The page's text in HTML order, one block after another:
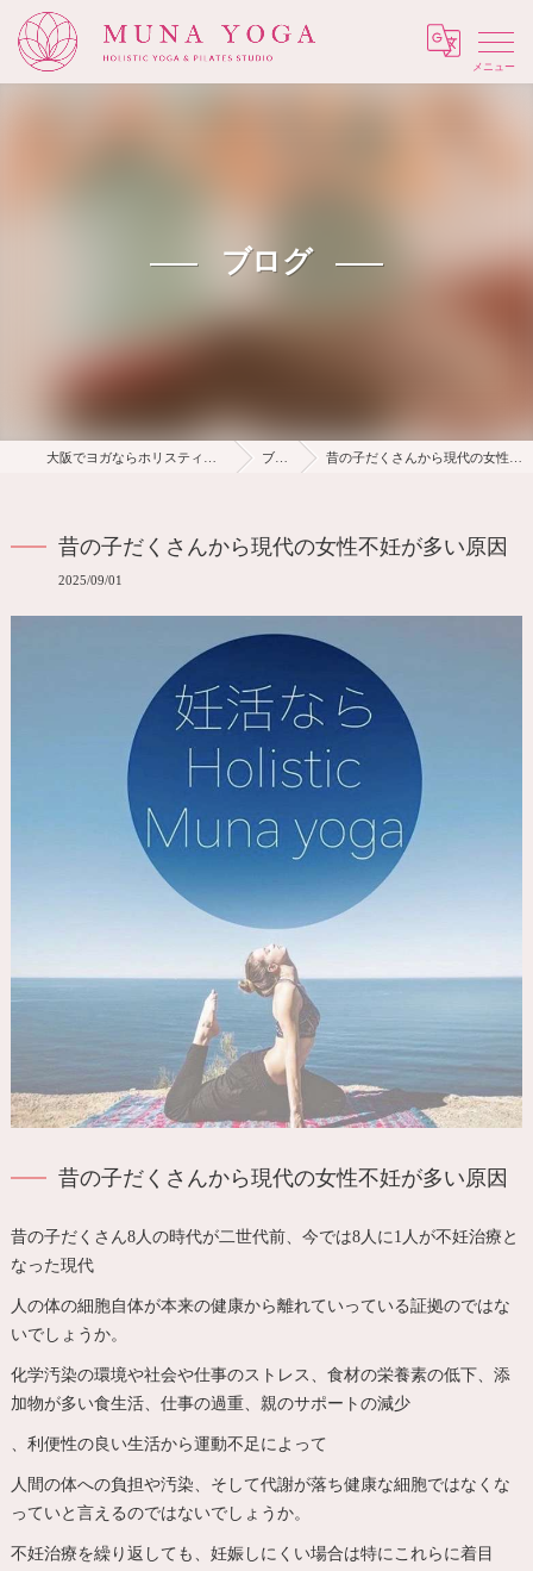
Menu
ブログ
ブログ 昔の子だくさんから現代の女性不妊が多い原因
昔の子だくさんから現代の女性不妊が多い原因
2025/09/01
昔の子だくさんから現代の女性不妊が多い原因
昔の子だくさん8人の時代が二世代前、今では8人に1人が不妊治療と
なった現代
人の体の細胞自体が本来の健康から離れていっている証拠のではな
いでしょうか。
化学汚染の環境や社会や仕事のストレス、食材の栄養素の低下、添
加物が多い食生活、仕事の過重、親のサポートの減少
、利便性の良い生活から運動不足によって
人間の体への負担や汚染、そして代謝が落ち健康な細胞ではなくな
っていと言えるのではないでしょうか。
不妊治療を繰り返しても、妊娠しにくい場合は特にこれらに着目